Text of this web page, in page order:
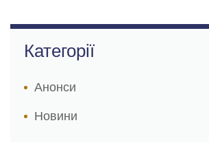
Категорії
Анонси
Новини